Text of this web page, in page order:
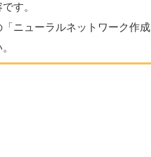
す。
「ニューラルネットワーク作成